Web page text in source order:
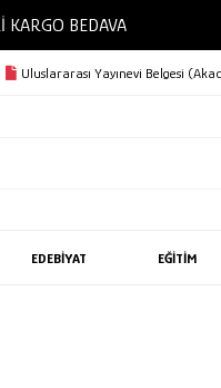
KARGO BEDAVA
Uluslararası Yayınevi Belgesi
EDEBİYAT EĞİTİM